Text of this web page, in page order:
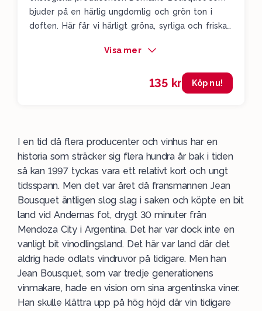
bjuder på en härlig ungdomlig och grön ton i
doften. Här får vi härligt gröna, syrliga och friska
diskret fläderblommighet. Här smyger sig även en
där härligt höga syran och ungdomligheten vi tar
med oss. Det här är definitionen av ett fyndvin
Visa mer
135 kr Köp nu!
I en tid då flera producenter och vinhus har en
historia som sträcker sig flera hundra år bak i tiden
så kan 1997 tyckas vara ett relativt kort och ungt
tidsspann. Men det var året då fransmannen Jean
Bousquet äntligen slog slag i saken och köpte en bit
land vid Andernas fot, drygt 30 minuter från
Mendoza City i Argentina. Det har var dock inte en
vanligt bit vinodlingsland. Det här var land där det
aldrig hade odlats vindruvor på tidigare. Men han
Jean Bousquet, som var tredje generationens
vinmakare, hade en vision om sina argentinska viner.
Han skulle klättra upp på hög höjd där vin tidigare